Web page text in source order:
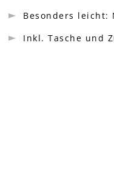
Besonders leicht:
Inkl. Tasche und